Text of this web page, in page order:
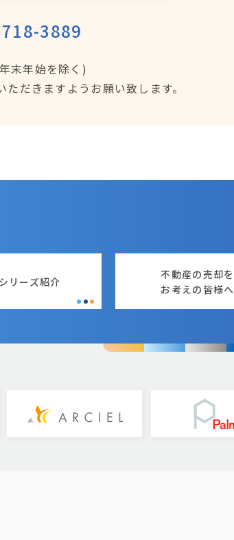
3889
末年始を除く)
ただきますようお願い致します。
リーズ紹介
不動産の売却を
お考えの皆様へ